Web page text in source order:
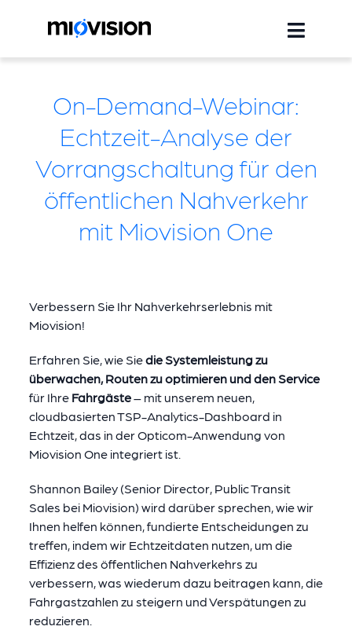
On-Demand-Webinar:
Echtzeit-Analyse der
Vorrangschaltung für den
öffentlichen Nahverkehr
mit Miovision One
Verbessern Sie Ihr Nahverkehrserlebnis mit
Miovision!
Erfahren Sie, wie Siedie Systemleistung zu
überwachen, Routen zu optimieren und den Service
für Ihre Fahrgäste– mit unserem neuen,
cloudbasierten TSP-Analytics-Dashboard in
Echtzeit, das in der Opticom-Anwendung von
Miovision One integriert ist.
Shannon Bailey (Senior Director, Public Transit
Sales bei Miovision) wird darüber sprechen, wie wir
Ihnen helfen können, fundierte Entscheidungen zu
treffen, indem wir Echtzeitdaten nutzen, um die
Effizienz des öffentlichen Nahverkehrs zu
verbessern, was wiederum dazu beitragen kann, die
Fahrgastzahlen zu steigern und Verspätungen zu
reduzieren.